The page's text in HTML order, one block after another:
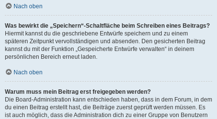
Nach oben
Was bewirkt die „Speichern“-Schaltfläche beim Schreiben eines Beitrags?
Hiermit kannst du die geschriebene Entwürfe speichern und zu einem
späteren Zeitpunkt vervollständigen und absenden. Den gesicherten Beitrag
kannst du mit der Funktion „Gespeicherte Entwürfe verwalten“ in deinem
persönlichen Bereich erneut laden.
Nach oben
Warum muss mein Beitrag erst freigegeben werden?
Die Board-Administration kann entschieden haben, dass in dem Forum, in dem
du einen Beitrag erstellt hast, die Beiträge zuerst geprüft werden müssen. Es
ist auch möglich, dass die Administration dich zu einer Gruppe von Benutzern